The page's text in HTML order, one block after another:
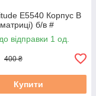
E5540 Корпус B
б/в #
відправки 1 од.
400 ₴
Купити